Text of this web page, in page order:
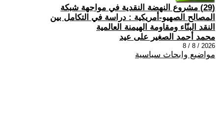
(29) مشروع النهضة النقدية في مواجهة شبكة
المصالح الصهيو-أمريكية : دراسة في التكامل بين
النقد البنّاء ومقاومة الهيمنة العالمية
محمد أحمد الصغير على عيد
2026 / 8 / 8
مواضيع وابحاث سياسية